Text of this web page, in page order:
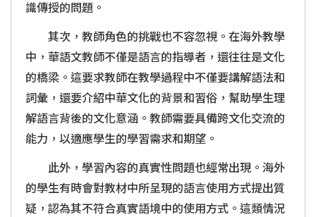
識傳授的問題。
其次，教師角色的挑戰也不容忽視。在海外教學
中，華語文教師不僅是語言的指導者，還往往是文化
的橋梁。這要求教師在教學過程中不僅要講解語法和
詞彙，還要介紹中華文化的背景和習俗，幫助學生理
解語言背後的文化意涵。教師需要具備跨文化交流的
能力，以適應學生的學習需求和期望。
此外，學習內容的真實性問題也經常出現。海外
的學生有時會對教材中所呈現的語言使用方式提出質
疑，認為其不符合真實語境中的使用方式。這類情況